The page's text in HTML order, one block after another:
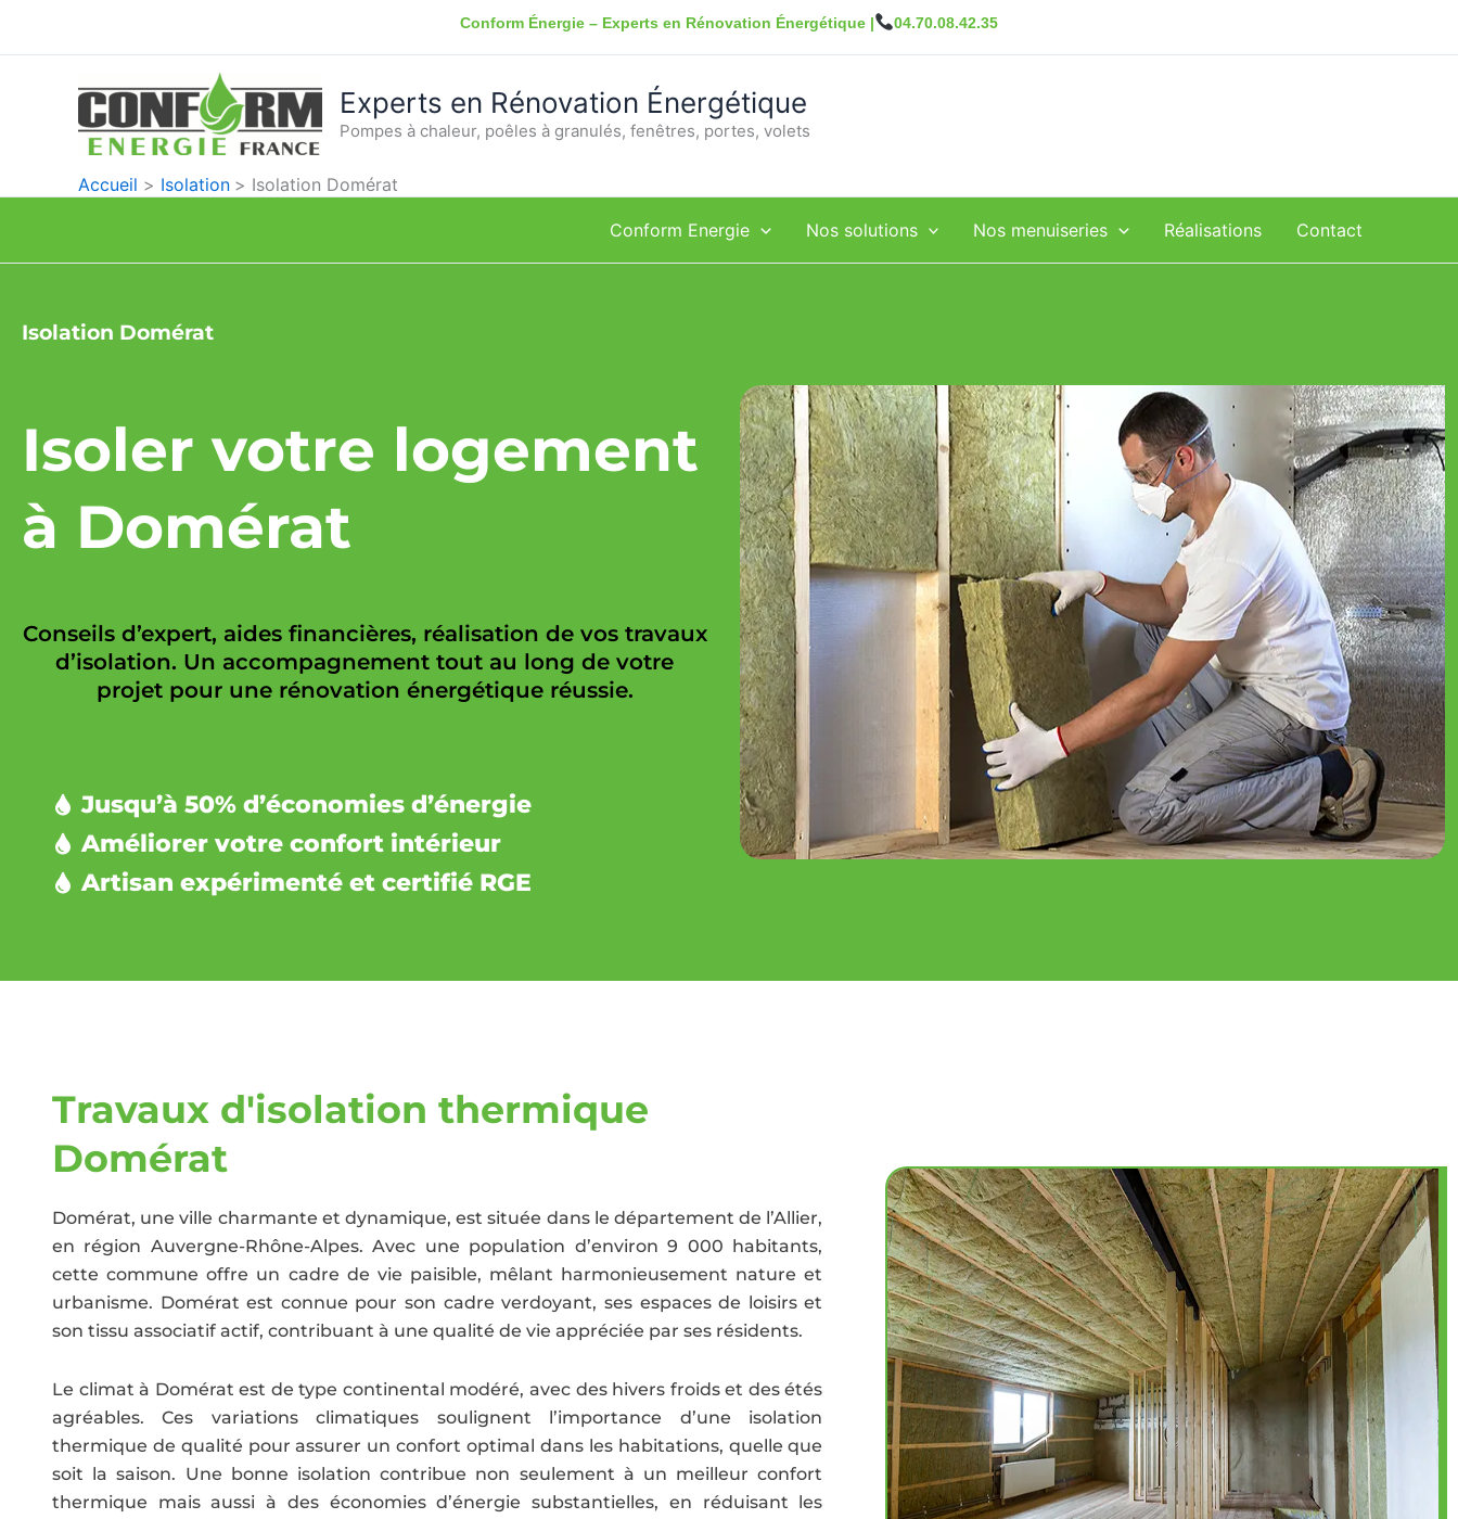
Conform Énergie – Experts en Rénovation Énergétique | 04.70.08.42.35
Experts en Rénovation Énergétique
Pompes à chaleur, poêles à granulés, fenêtres, portes, volets
Accueil Isolation Isolation Domérat
Conform Energie Nos solutions Nos menuiseries Réalisations Contact
Isolation Domérat
Isoler votre logement
à Domérat
Conseils d’expert, aides financières, réalisation de vos travaux
d’isolation. Un accompagnement tout au long de votre
projet pour une rénovation énergétique réussie.
Jusqu’à 50% d’économies d’énergie
Améliorer votre confort intérieur
Artisan expérimenté et certifié RGE
Travaux d'isolation thermique
Domérat
Domérat, une ville charmante et dynamique, est située dans le département de l’Allier,
en région Auvergne-Rhône-Alpes. Avec une population d’environ 9 000 habitants,
cette commune offre un cadre de vie paisible, mêlant harmonieusement nature et
urbanisme. Domérat est connue pour son cadre verdoyant, ses espaces de loisirs et
son tissu associatif actif, contribuant à une qualité de vie appréciée par ses résidents.
Le climat à Domérat est de type continental modéré, avec des hivers froids et des étés
agréables. Ces variations climatiques soulignent l’importance d’une isolation
thermique de qualité pour assurer un confort optimal dans les habitations, quelle que
soit la saison. Une bonne isolation contribue non seulement à un meilleur confort
thermique mais aussi à des économies d’énergie substantielles, en réduisant les